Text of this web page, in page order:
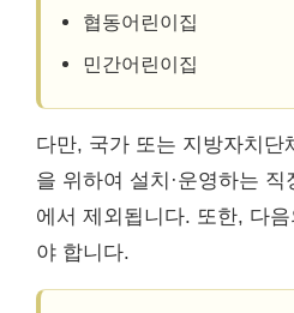
협동어린이집
민간어린이집
다만, 국가 또는 지방자치단
을 위하여 설치·운영하는
에서 제외됩니다. 또한, 다
야 합니다.